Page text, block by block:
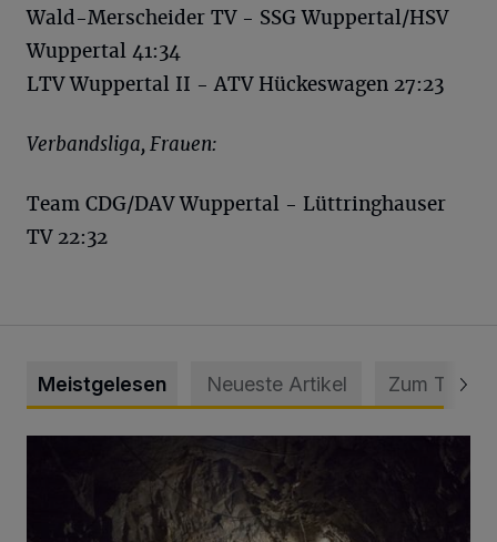
Wald-Merscheider TV - SSG Wuppertal/HSV
Wuppertal 41:34
LTV Wuppertal II - ATV Hückeswagen 27:23
Verbandsliga, Frauen:
Team CDG/DAV Wuppertal - Lüttringhauser
TV 22:32
Meistgelesen Neueste Artikel Zum Thema